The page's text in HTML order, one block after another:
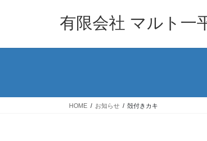
有限会社 マルト一
HOME お知らせ 殻付きカキ